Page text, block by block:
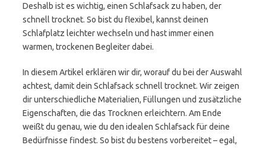
Deshalb ist es wichtig, einen Schlafsack zu haben, der
schnell trocknet. So bist du flexibel, kannst deinen
Schlafplatz leichter wechseln und hast immer einen
warmen, trockenen Begleiter dabei.
In diesem Artikel erklären wir dir, worauf du bei der Auswahl
achtest, damit dein Schlafsack schnell trocknet. Wir zeigen
dir unterschiedliche Materialien, Füllungen und zusätzliche
Eigenschaften, die das Trocknen erleichtern. Am Ende
weißt du genau, wie du den idealen Schlafsack für deine
Bedürfnisse findest. So bist du bestens vorbereitet – egal,